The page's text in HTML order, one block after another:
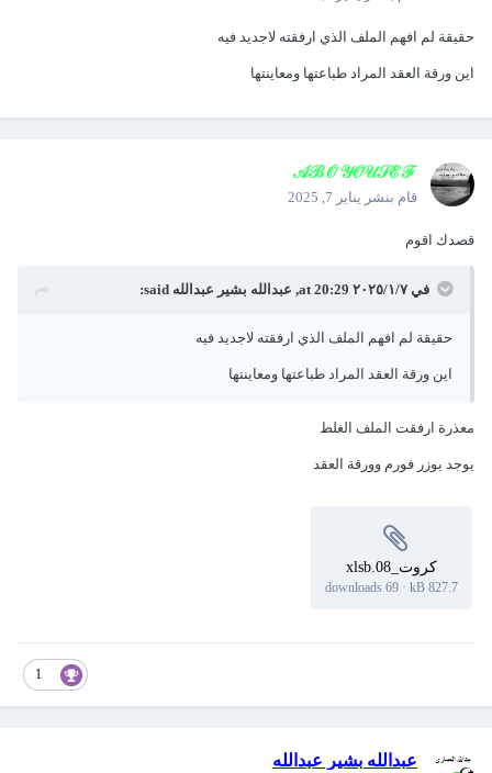
حقيقة لم افهم الملف الذي ارفقته لاجديد فيه
اين ورقة العقد المراد طباعتها ومعاينتها
𝒜ℬ𝒪 𝒴𝒪𝒰𝒮ℰℱ
قام بنشر يناير 7, 2025
قصدك اقوم
في ٧‏/١‏/٢٠٢٥ at 20:29, عبدالله بشير عبداللهsaid:
حقيقة لم افهم الملف الذي ارفقته لاجديد فيه
اين ورقة العقد المراد طباعتها ومعاينتها
معذرة ارفقت الملف الغلط
يوجد يوزر فورم وورقة العقد
كروت_08.xlsb
827.7 kB
·
69 downloads
عبدالله بشير عبدالله